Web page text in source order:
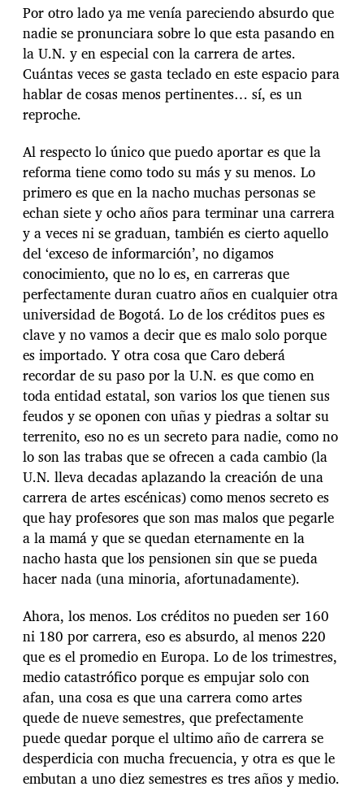
Por otro lado ya me venía pareciendo absurdo que
nadie se pronunciara sobre lo que esta pasando en
la U.N. y en especial con la carrera de artes.
Cuántas veces se gasta teclado en este espacio para
hablar de cosas menos pertinentes… sí, es un
reproche.
Al respecto lo único que puedo aportar es que la
reforma tiene como todo su más y su menos. Lo
primero es que en la nacho muchas personas se
echan siete y ocho años para terminar una carrera
y a veces ni se graduan, también es cierto aquello
del ‘exceso de informarción’, no digamos
conocimiento, que no lo es, en carreras que
perfectamente duran cuatro años en cualquier otra
universidad de Bogotá. Lo de los créditos pues es
clave y no vamos a decir que es malo solo porque
es importado. Y otra cosa que Caro deberá
recordar de su paso por la U.N. es que como en
toda entidad estatal, son varios los que tienen sus
feudos y se oponen con uñas y piedras a soltar su
terrenito, eso no es un secreto para nadie, como no
lo son las trabas que se ofrecen a cada cambio (la
U.N. lleva decadas aplazando la creación de una
carrera de artes escénicas) como menos secreto es
que hay profesores que son mas malos que pegarle
a la mamá y que se quedan eternamente en la
nacho hasta que los pensionen sin que se pueda
hacer nada (una minoria, afortunadamente).
Ahora, los menos. Los créditos no pueden ser 160
ni 180 por carrera, eso es absurdo, al menos 220
que es el promedio en Europa. Lo de los trimestres,
medio catastrófico porque es empujar solo con
afan, una cosa es que una carrera como artes
quede de nueve semestres, que prefectamente
puede quedar porque el ultimo año de carrera se
desperdicia con mucha frecuencia, y otra es que le
embutan a uno diez semestres es tres años y medio.